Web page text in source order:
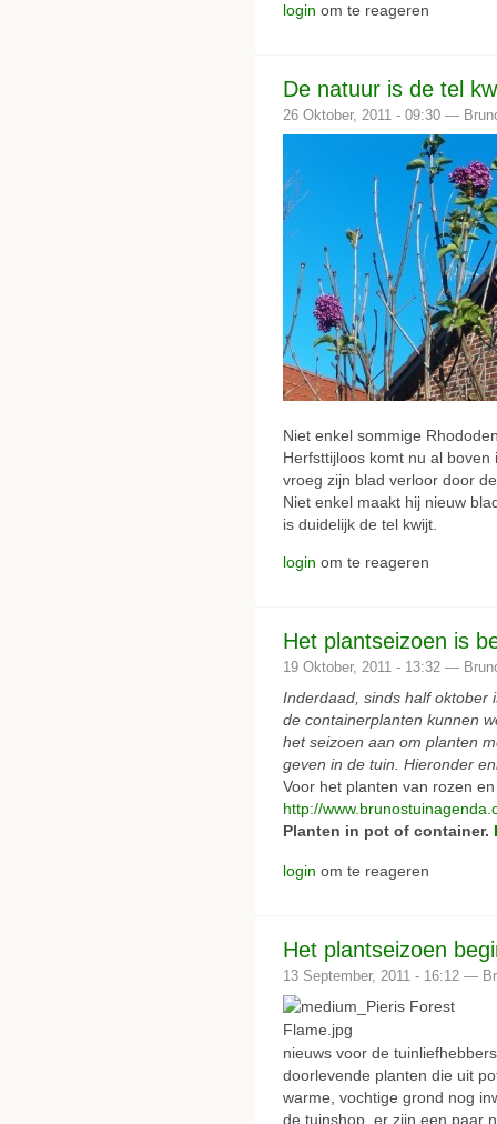
login om te reageren
De natuur is de tel
26 Oktober, 2011 - 09:30 —
Niet enkel sommige
Herfsttijloos komt nu al
vroeg zijn blad verloor door
Niet enkel maakt hij nieuw
is duidelijk de tel kwijt.
login om te reageren
Het plantseizoen is
19 Oktober, 2011 - 13:32 —
Inderdaad, sinds half oktober
de containerplanten kunnen
het seizoen aan om planten
geven in de tuin. Hieronder
Voor het planten van rozen
http://
Planten in pot of container.
login om te reageren
Het plantseizoen
13 September, 2011 - 16:12 —
nieuws voor de
doorlevende planten die uit
warme, vochtige grond nog
de tuinshop, er zijn een paar